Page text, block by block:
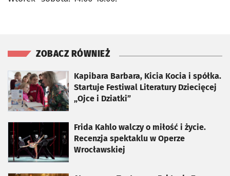
ZOBACZ RÓWNIEŻ
Kapibara Barbara, Kicia Kocia i spółka.
Startuje Festiwal Literatury Dziecięcej
„Ojce i Dziatki”
otworzy się w nowej karcie
Frida Kahlo walczy o miłość i życie.
Recenzja spektaklu w Operze
Wrocławskiej
otworzy się w nowej karcie